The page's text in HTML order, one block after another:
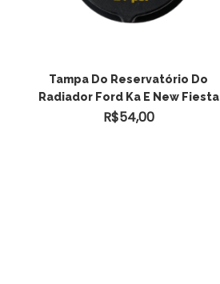
ADICIONAR AO
CARRINHO
Tampa Do Reservatório Do
Radiador Ford Ka E New Fiesta
R$54,00